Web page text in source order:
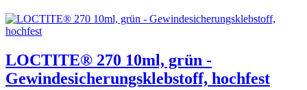
LOCTITE® 270 10ml, grün -
Gewindesicherungsklebstoff, hochfest